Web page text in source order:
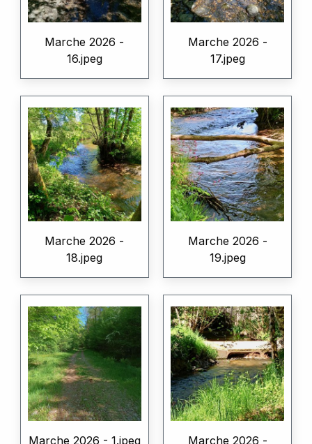
Marche 2026 -
16.jpeg
Marche 2026 -
17.jpeg
Marche 2026 -
18.jpeg
Marche 2026 -
19.jpeg
Marche 2026 - 1.jpeg
Marche 2026 -